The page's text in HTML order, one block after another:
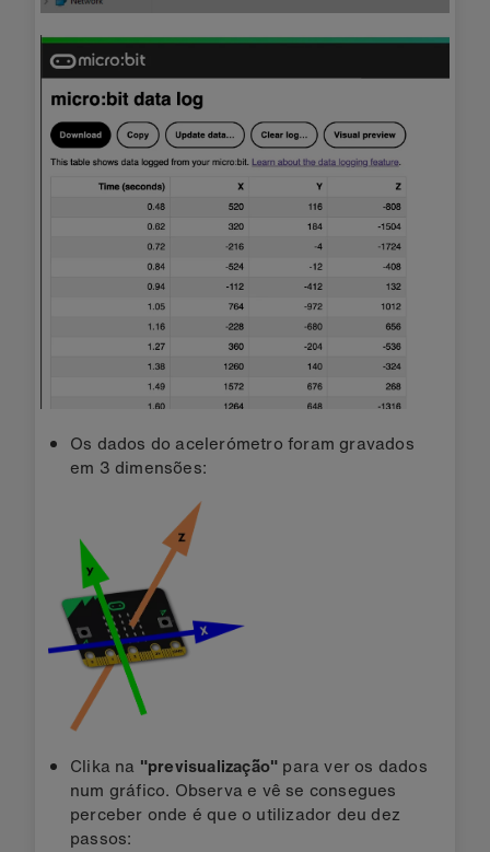
Os dados do acelerómetro foram gravados
em 3 dimensões:
Clika na "previsualização" para ver os dados
num gráfico. Observa e vê se consegues
perceber onde é que o utilizador deu dez
passos: